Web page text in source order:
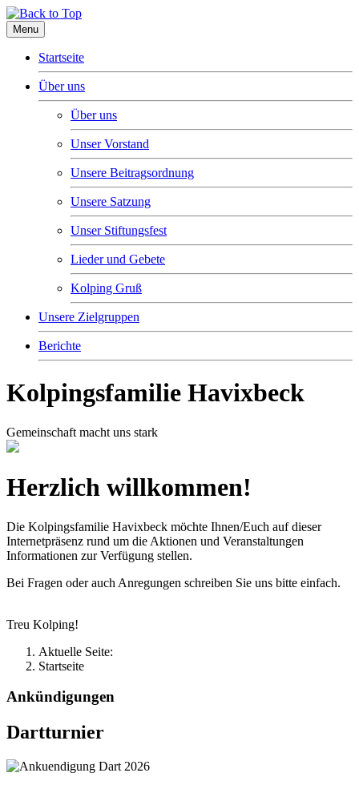
Menu
Startseite
Über uns
Über uns
Unser Vorstand
Unsere Beitragsordnung
Unsere Satzung
Unser Stiftungsfest
Lieder und Gebete
Kolping Gruß
Unsere Zielgruppen
Berichte
Kolpingsfamilie Havixbeck
Gemeinschaft macht uns stark
Herzlich willkommen!
Die Kolpingsfamilie Havixbeck möchte Ihnen/Euch auf dieser
Internetpräsenz rund um die Aktionen und Veranstaltungen
Informationen zur Verfügung stellen.
Bei Fragen oder auch Anregungen schreiben Sie uns bitte einfach.
Treu Kolping!
Aktuelle Seite:
Startseite
Ankündigungen
Dartturnier